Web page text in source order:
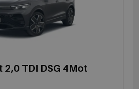
2,0 TDI DSG 4Mot